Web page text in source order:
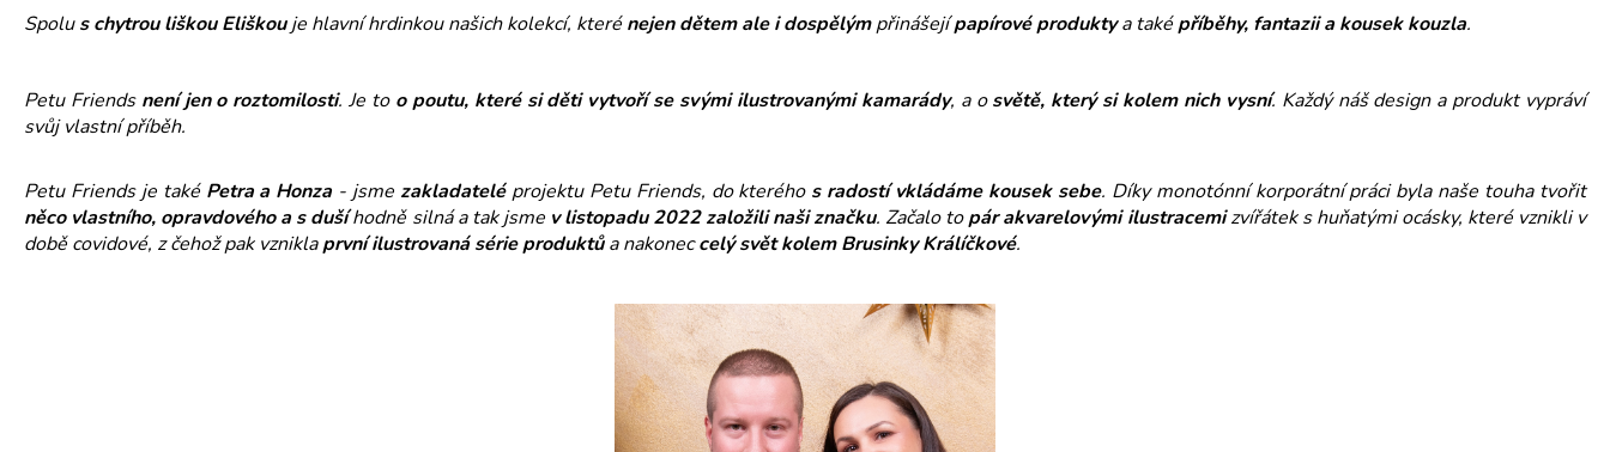
Spolus chytrou liškou Eliškouje hlavní hrdinkou našich kolekcí, kterénejen dětem ale i dospělýmpřinášejípapírové produktya taképříběhy, fantazii a kousek kouzla.
Petu Friends není jen o roztomilosti. Je to o poutu, které si děti vytvoří se svými ilustrovanými kamarády, a osvětě, který si kolem nich vysní. Každý náš design a produkt vypráví
svůj vlastní příběh.
Petu Friends je také Petra a Honza - jsme zakladateléprojektu Petu Friends, do kterého s radostí vkládáme kousek sebe. Díky monotónní korporátní práci byla naše touha tvořit
něco vlastního, opravdového a s dušíhodně silná a tak jsme v listopadu 2022 založili naši značku. Začalo topár akvarelovými ilustracemizvířátek s huňatými ocásky, které vznikli v
době covidové, z čehož pak vzniklaprvní ilustrovaná série produktůa nakoneccelý svět kolem Brusinky Králíčkové.